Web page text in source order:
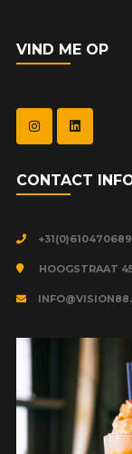
VIND ME OP
CONTACT
+31(0)610470689
HOOGSTRAAT